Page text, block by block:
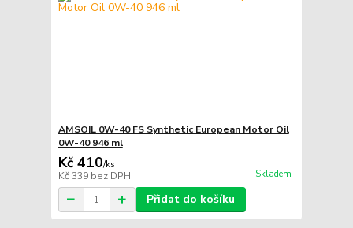
AMSOIL 0W-40 FS Synthetic European Motor Oil
0W-40 946 ml
Kč 410/ks
Kč 339 bez DPH Skladem
Přidat do košíku